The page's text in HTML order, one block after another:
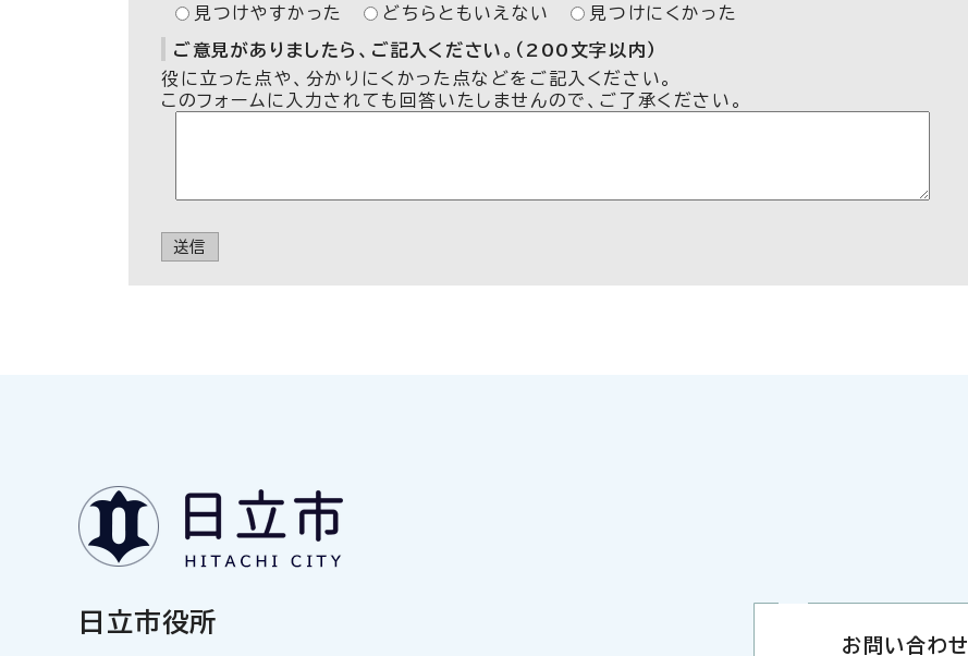
見つけやすかった
どちらともいえない 見つけにくかった
ご意見がありましたら、ご記入ください。（200文字以内）
役に立った点や、分かりにくかった点などをご記入ください。
このフォームに入力されても回答いたしませんので、ご了承ください。
送信
日立市役所
お問い合わせ